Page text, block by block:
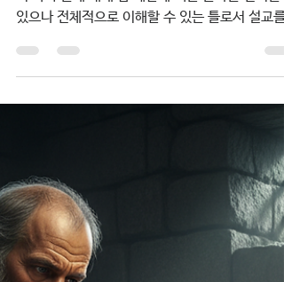
약속의 땅에서 승리하려면 (수
5:13-15)
여호수아 4-7장의 내용을 새벽마다 한 장씩 읽으
서 각 부분에 대해 참 깨닫게 되는 놀라운 진리들이
있으나 전체적으로 이해할 수 있는 틀로서 설교를